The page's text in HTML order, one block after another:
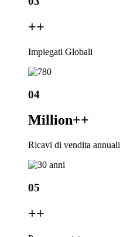
++
Impiegati Globali
04
Million++
Ricavi di vendita annuali
05
++